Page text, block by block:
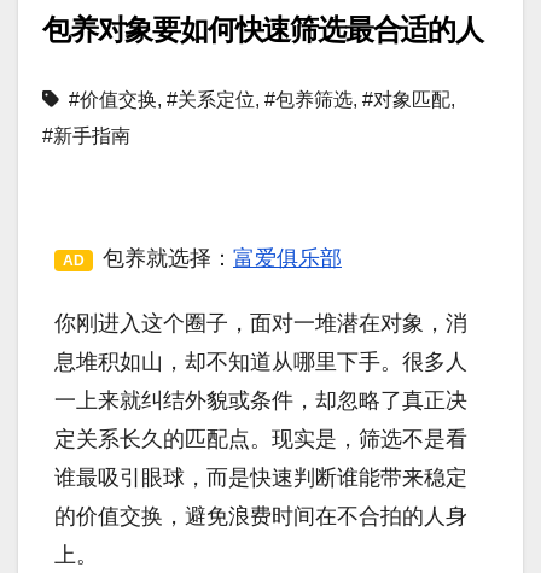
包养对象要如何快速筛选最合适的人
#价值交换, #关系定位, #包养筛选, #对象匹配,
#新手指南
AD 包养就选择： 富爱俱乐部
你刚进入这个圈子，面对一堆潜在对象，消
息堆积如山，却不知道从哪里下手。很多人
一上来就纠结外貌或条件，却忽略了真正决
定关系长久的匹配点。现实是，筛选不是看
谁最吸引眼球，而是快速判断谁能带来稳定
的价值交换，避免浪费时间在不合拍的人身
上。